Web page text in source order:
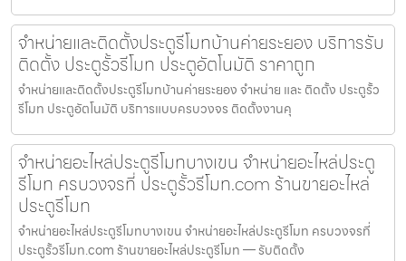
จำหน่ายและติดตั้งประตูรีโมทบ้านค่ายระยอง บริการรับ
ติดตั้ง ประตูรั้วรีโมท ประตูอัตโนมัติ ราคาถูก
จำหน่ายและติดตั้งประตูรีโมทบ้านค่ายระยอง จำหน่าย และ ติดตั้ง ประตูรั้ว
รีโมท ประตูอัตโนมัติ บริการแบบครบวงจร ติดตั้งงานคุ
จำหน่ายอะไหล่ประตูรีโมทบางเขน จำหน่ายอะไหล่ประตู
รีโมท ครบวงจรที่ ประตูรั้วรีโมท.com ร้านขายอะไหล่
ประตูรีโมท
จำหน่ายอะไหล่ประตูรีโมทบางเขน จำหน่ายอะไหล่ประตูรีโมท ครบวงจรที่
ประตูรั้วรีโมท.com ร้านขายอะไหล่ประตูรีโมท — รับติดตั้ง